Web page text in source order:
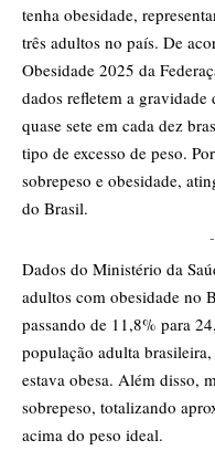
tenha obesidade,
três adultos no país. De
Obesidade 2025 da
dados refletem a
quase sete em cada dez
tipo de excesso de peso.
sobrepeso e obesidade,
do Brasil.
Dados do Ministério da
adultos com obesidade no
passando de 11,8% para
população adulta
estava obesa. Além disso,
sobrepeso, totalizando
acima do peso ideal.